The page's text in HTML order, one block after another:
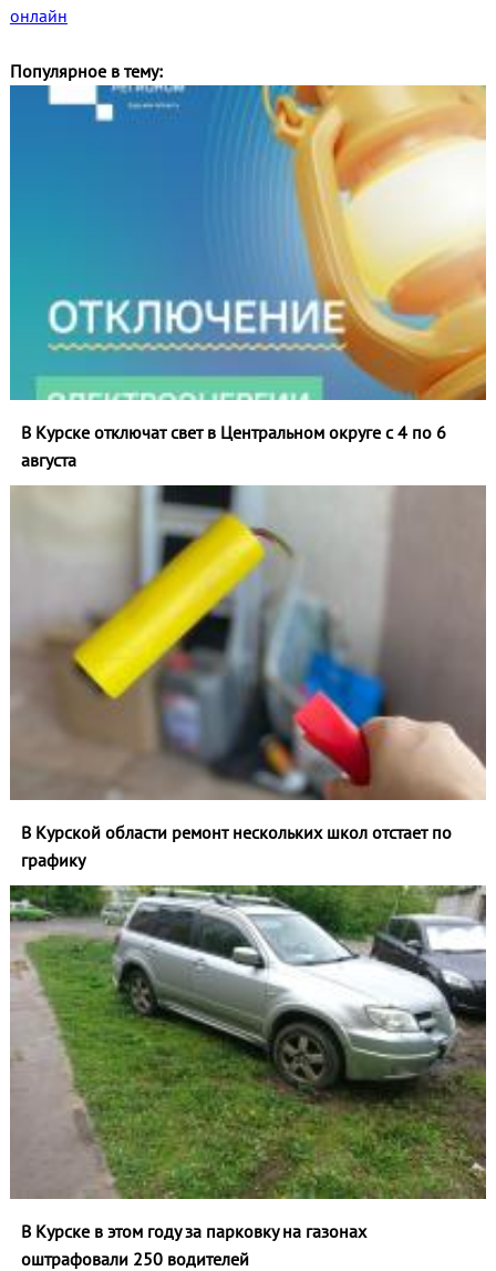
онлайн
Популярное в тему:
В Курске отключат свет в Центральном округе с 4 по 6
августа
В Курской области ремонт нескольких школ отстает по
графику
В Курске в этом году за парковку на газонах
оштрафовали 250 водителей